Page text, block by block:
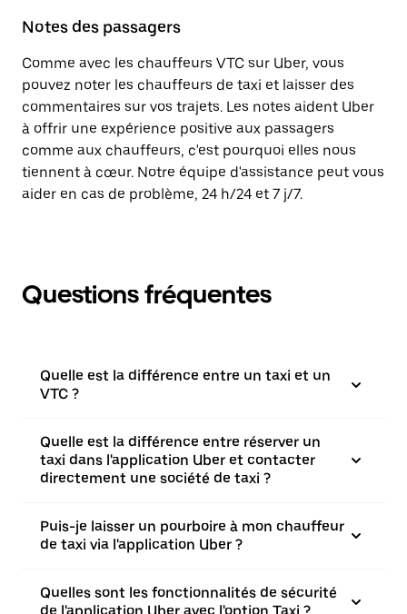
Notes des passagers
Comme avec les chauffeurs VTC sur Uber, vous
pouvez noter les chauffeurs de taxi et laisser des
commentaires sur vos trajets. Les notes aident Uber
à offrir une expérience positive aux passagers
comme aux chauffeurs, c'est pourquoi elles nous
tiennent à cœur. Notre équipe d'assistance peut vous
aider en cas de problème, 24 h/24 et 7 j/7.
Questions fréquentes
Quelle est la différence entre un taxi et un
VTC ?
Quelle est la différence entre réserver un
taxi dans l'application Uber et contacter
directement une société de taxi ?
Puis-je laisser un pourboire à mon chauffeur
de taxi via l'application Uber ?
Quelles sont les fonctionnalités de sécurité